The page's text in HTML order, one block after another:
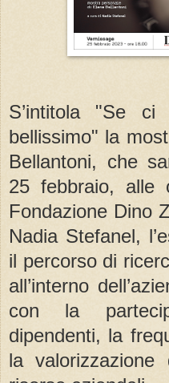
S’intitola "Se ci
bellissimo" la
Bellantoni, che
25 febbraio, alle
Fondazione Dino
Nadia Stefanel,
il percorso di
all’interno
con la
dipendenti, la
la